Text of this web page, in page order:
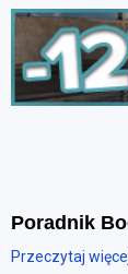
Poradnik
Przeczytaj